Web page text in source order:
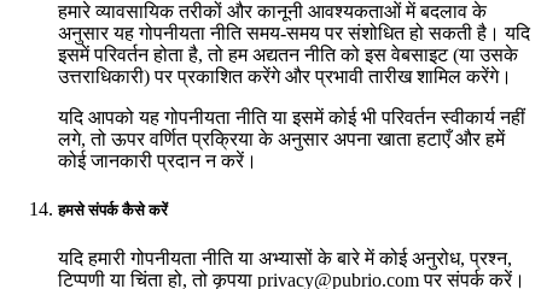
हमारे व्यावसायिक तरीकों और कानूनी आवश्यकताओं में बदलाव के
अनुसार यह गोपनीयता नीति समय-समय पर संशोधित हो सकती है। यदि
इसमें परिवर्तन होता है, तो हम अद्यतन नीति को इस वेबसाइट (या उसके
उत्तराधिकारी) पर प्रकाशित करेंगे और प्रभावी तारीख शामिल करेंगे।
यदि आपको यह गोपनीयता नीति या इसमें कोई भी परिवर्तन स्वीकार्य नहीं
लगे, तो ऊपर वर्णित प्रक्रिया के अनुसार अपना खाता हटाएँ और हमें
कोई जानकारी प्रदान न करें।
हमसे संपर्क कैसे करें
यदि हमारी गोपनीयता नीति या अभ्यासों के बारे में कोई अनुरोध, प्रश्न,
टिप्पणी या चिंता हो, तो कृपया privacy@pubrio.comपर संपर्क करें।